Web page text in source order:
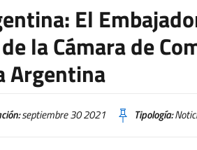
El
la Cámara de
Argentina
septiembre 30 2021 Tipología: